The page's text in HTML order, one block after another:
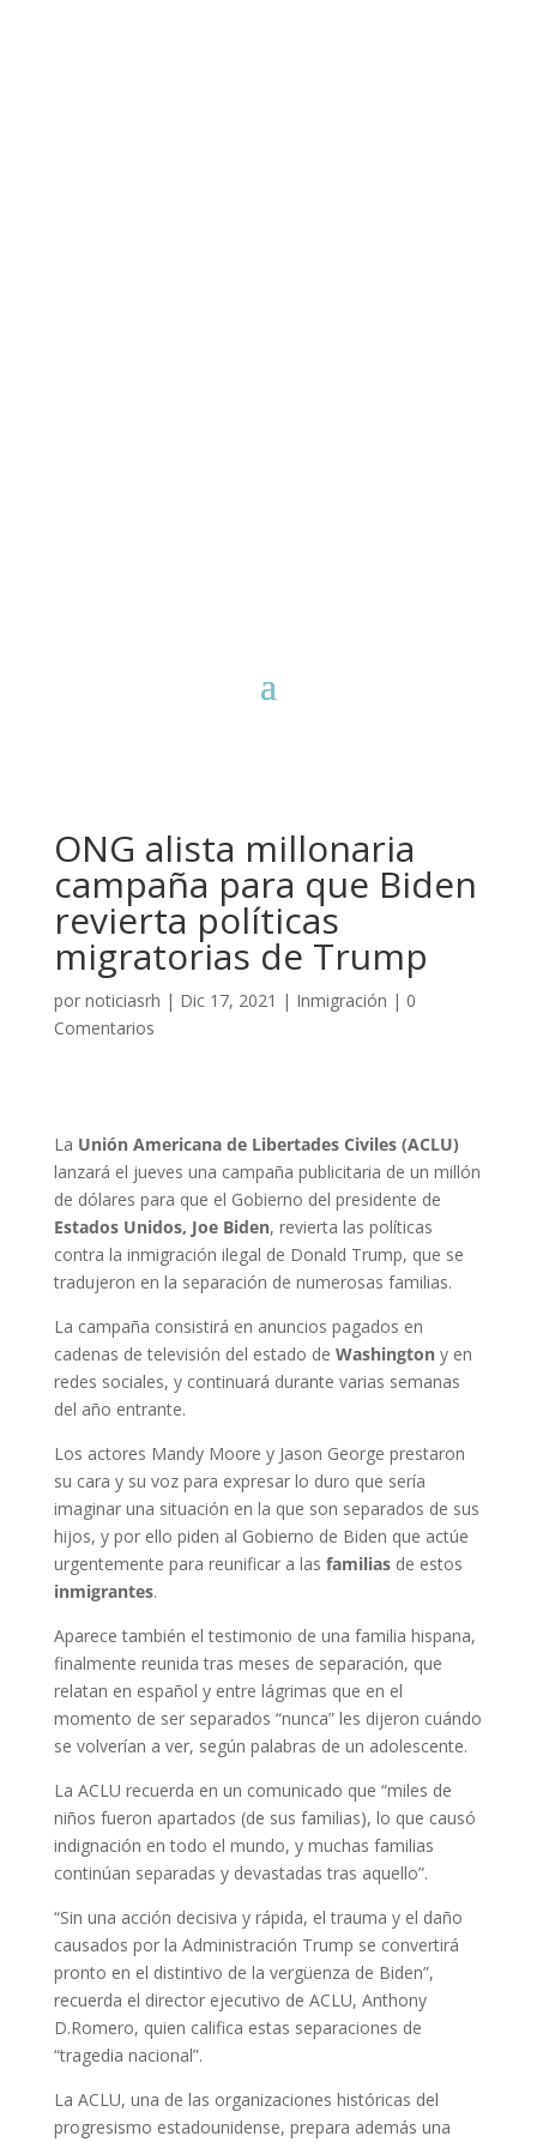
ONG alista millonaria
campaña para que Biden
revierta políticas
migratorias de Trump
por noticiasrh | Dic 17, 2021 | Inmigración | 0
Comentarios
La Unión Americana de Libertades Civiles (ACLU)
lanzará el jueves una campaña publicitaria de un millón
de dólares para que el Gobierno del presidente de
Estados Unidos, Joe Biden, revierta las políticas
contra la inmigración ilegal de Donald Trump, que se
tradujeron en la separación de numerosas familias.
La campaña consistirá en anuncios pagados en
cadenas de televisión del estado de Washington y en
redes sociales, y continuará durante varias semanas
del año entrante.
Los actores Mandy Moore y Jason George prestaron
su cara y su voz para expresar lo duro que sería
imaginar una situación en la que son separados de sus
hijos, y por ello piden al Gobierno de Biden que actúe
urgentemente para reunificar a las familias de estos
inmigrantes.
Aparece también el testimonio de una familia hispana,
finalmente reunida tras meses de separación, que
relatan en español y entre lágrimas que en el
momento de ser separados “nunca” les dijeron cuándo
se volverían a ver, según palabras de un adolescente.
La ACLU recuerda en un comunicado que “miles de
niños fueron apartados (de sus familias), lo que causó
indignación en todo el mundo, y muchas familias
continúan separadas y devastadas tras aquello”.
“Sin una acción decisiva y rápida, el trauma y el daño
causados por la Administración Trump se convertirá
pronto en el distintivo de la vergüenza de Biden”,
recuerda el director ejecutivo de ACLU, Anthony
D.Romero, quien califica estas separaciones de
“tragedia nacional”.
La ACLU, una de las organizaciones históricas del
progresismo estadounidense, prepara además una